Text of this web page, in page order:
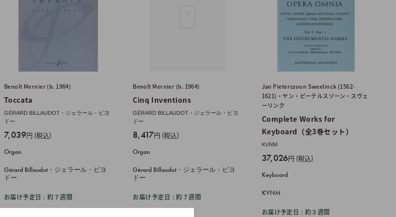
Benoît Mernier (b. 1964)
Toccata
GÉRARD BILLAUDOT・ジェラール・ビヨ
ドー
販
価
格
7,039円 (税込)
Organ
Gérard Billaudot・ジェラール・ビヨ
ドー
お届け予定日 : 約７週間
Benoît Mernier (b. 1964)
Cinq Inventions
GÉRARD BILLAUDOT・ジェラール・ビヨ
ドー
販
価
格
8,417円 (税込)
Organ
Gérard Billaudot・ジェラール・ビヨ
ドー
お届け予定日 : 約７週間
Jan Pieterszoon Sweelinck (1562-
1621)・ヤン・ピーテルスゾーン・スヴェ
ーリンク
Complete Works for
Keyboard（全3巻セット）
KVNM
販
価
格
37,026円 (税込)
Keyboard
KVNM
お届け予定日 : 約３週間